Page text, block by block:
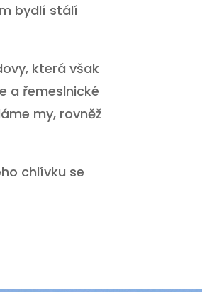
bydlí stálí
která však
a řemeslnické
my, rovněž
chlívku se